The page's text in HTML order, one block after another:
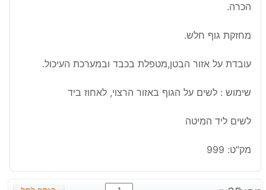
הכרה.
מחזקת גוף חלש.
עובדת על אזור הבטן,מטפלת בכבד ובמערכת העיכול.
שימוש : לשים על הגוף באזור הרצוי, לאחוז ביד
לשים ליד המיטה
מק"ט: 999
כמות